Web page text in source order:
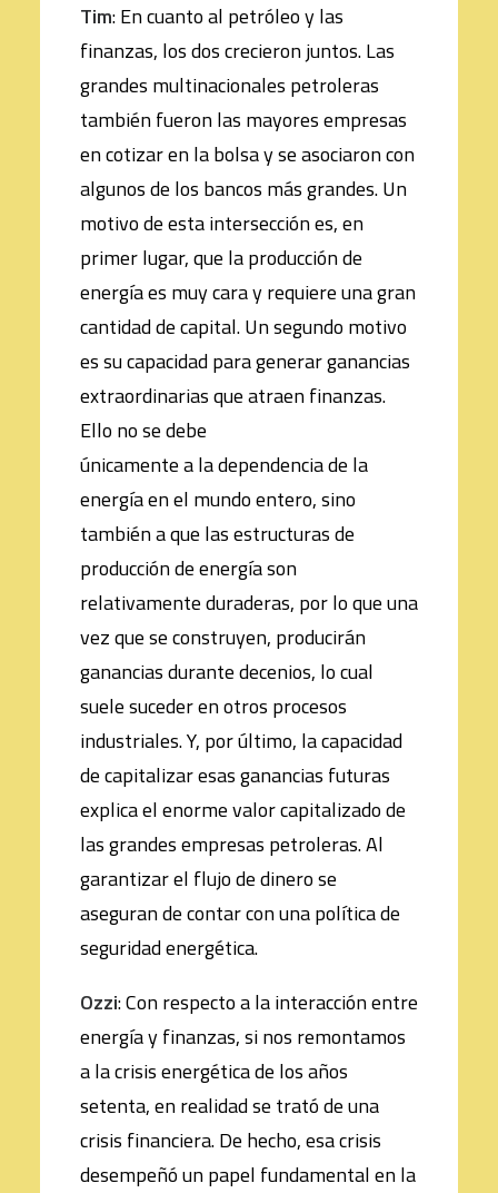
Tim: En cuanto al petróleo y las
finanzas, los dos crecieron juntos. Las
grandes multinacionales petroleras
también fueron las mayores empresas
en cotizar en la bolsa y se asociaron con
algunos de los bancos más grandes. Un
motivo de esta intersección es, en
primer lugar, que la producción de
energía es muy cara y requiere una gran
cantidad de capital. Un segundo motivo
es su capacidad para generar ganancias
extraordinarias que atraen finanzas.
Ello no se debe
únicamente a la dependencia de la
energía en el mundo entero, sino
también a que las estructuras de
producción de energía son
relativamente duraderas, por lo que una
vez que se construyen, producirán
ganancias durante decenios, lo cual
suele suceder en otros procesos
industriales. Y, por último, la capacidad
de capitalizar esas ganancias futuras
explica el enorme valor capitalizado de
las grandes empresas petroleras. Al
garantizar el flujo de dinero se
aseguran de contar con una política de
seguridad energética.
Ozzi: Con respecto a la interacción entre
energía y finanzas, si nos remontamos
a la crisis energética de los años
setenta, en realidad se trató de una
crisis financiera. De hecho, esa crisis
desempeñó un papel fundamental en la